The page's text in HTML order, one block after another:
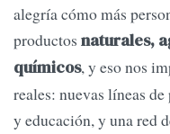
alegría cómo más
productos naturales,
químicos, y eso nos
reales: nuevas líneas
y educación, y una red